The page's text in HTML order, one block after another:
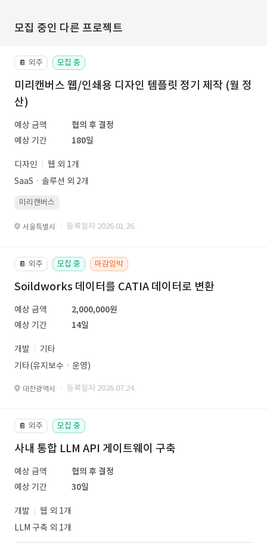
모집 중인 다른 프로젝트
📔 외주 모집 중
미리캔버스 웹/인쇄용 디자인 템플릿 정기 제작 (월 정
산)
예상 금액
협의 후 결정
예상 기간
180일
디자인
웹 외 1개
SaaSㆍ솔루션 외 2개
미리캔버스
서울특별시 · 등록일자 2026.01.26.
📔 외주 모집 중 마감임박
Soildworks 데이터를 CATIA 데이터로 변환
예상 금액
2,000,000원
예상 기간
14일
개발
기타
기타(유지보수ㆍ운영)
대전광역시 · 등록일자 2026.07.24.
📔 외주 모집 중
사내 통합 LLM API 게이트웨이 구축
예상 금액
협의 후 결정
예상 기간
30일
개발
웹 외 1개
LLM 구축 외 1개